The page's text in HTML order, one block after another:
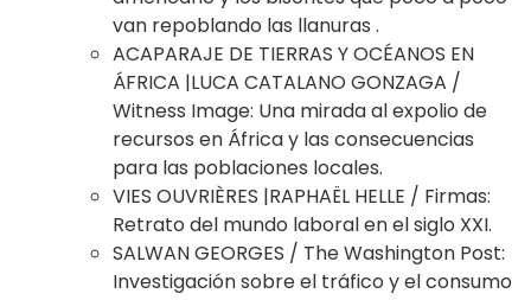
van repoblando las llanuras .
ACAPARAJE DE TIERRAS Y OCÉANOS EN
ÁFRICA |LUCA CATALANO GONZAGA /
Witness Image: Una mirada al expolio de
recursos en África y las consecuencias
para las poblaciones locales.
VIES OUVRIÈRES |RAPHAËL HELLE / Firmas:
Retrato del mundo laboral en elsiglo XXI.
SALWAN GEORGES / The Washington Post:
Investigación sobre el tráfico y el consumo